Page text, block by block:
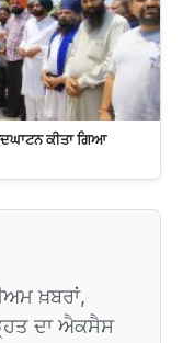
ਕੀਤਾ ਗਿਆ
ਖ਼ਬਰਾਂ,
ਦਾ ਐਕਸੈਸ